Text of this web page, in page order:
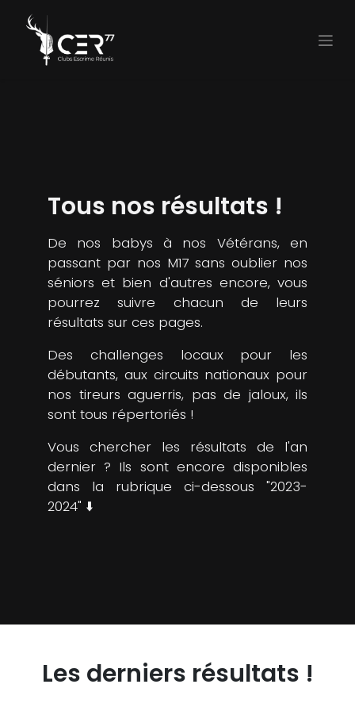
Tous nos résultats !
De nos babys à nos Vétérans, en
passant par nos M17 sans oublier nos
séniors et bien d'autres encore, vous
pourrez suivre chacun de leurs
résultats sur ces pages.
Des challenges locaux pour les
débutants, aux circuits nationaux pour
nos tireurs aguerris, pas de jaloux, ils
sont tous répertoriés !
Vous chercher les résultats de l'an
dernier ? Ils sont encore disponibles
dans la rubrique ci-dessous "2023-
2024" ⬇️
Les derniers résultats !